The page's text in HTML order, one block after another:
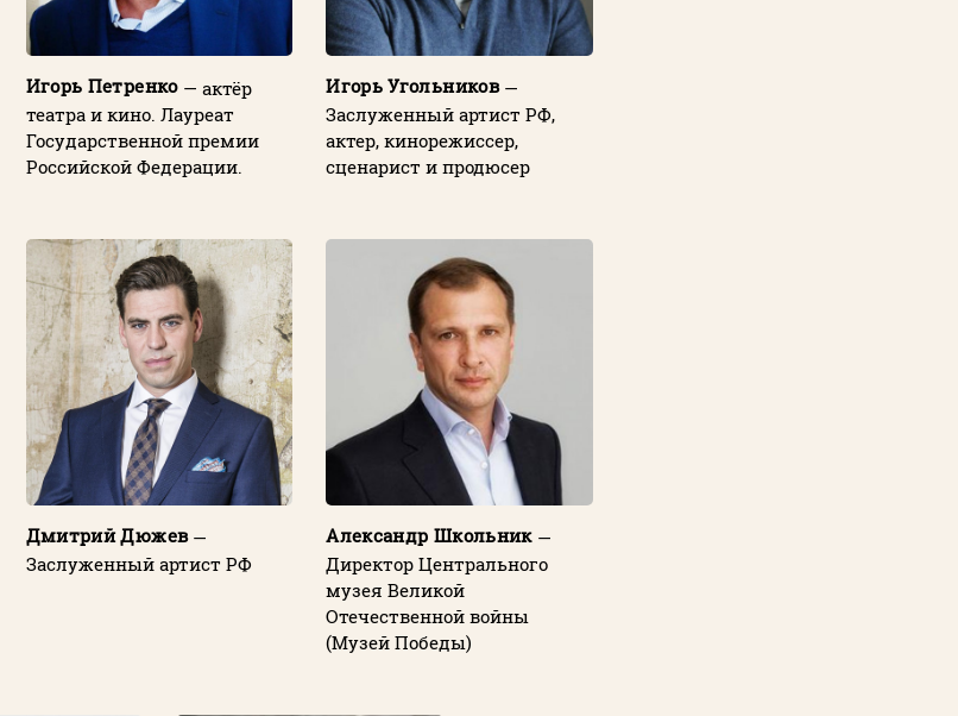
Игорь Петренко— актёр
театра и кино. Лауреат
Государственной премии
Российской Федерации.
Игорь Угольников—
Заслуженный артист РФ,
актер, кинорежиссер,
сценарист и продюсер
Дмитрий Дюжев—
Заслуженный артист РФ
Александр Школьник—
Директор Центрального
музея Великой
Отечественной войны
(Музей Победы)